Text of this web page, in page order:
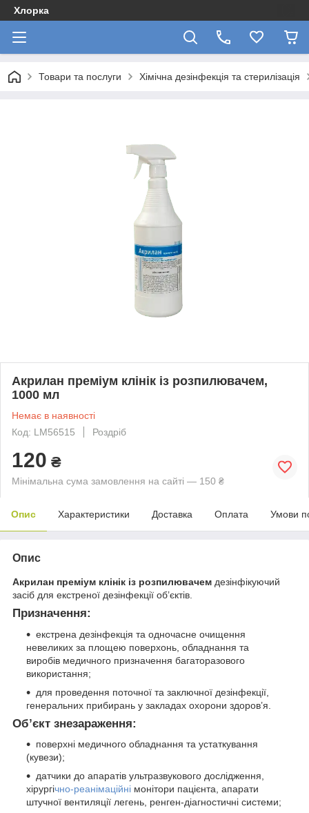
Хлорка
Товари та послуги Хімічна дезінфекція та стерилізація
Акрилан преміум клінік із розпилювачем,
1000 мл
Немає в наявності
Код: LM56515
Роздріб
120 ₴
Мінімальна сума замовлення на сайті — 150 ₴
Опис Характеристики Доставка Оплата Умови
Опис
Акрилан преміум клінік із розпилювачем дезінфікуючий
засіб для екстреної дезінфекції об’єктів.
Призначення:
екстрена дезінфекція та одночасне очищення
невеликих за площею поверхонь, обладнання та
виробів медичного призначення багаторазового
використання;
для проведення поточної та заключної дезінфекції,
генеральних прибирань у закладах охорони здоров’я.
Об’єкт знезараження:
поверхні медичного обладнання та устаткування
(кувези);
датчики до апаратів ультразвукового дослідження,
хірургічно-реанімаційні монітори пацієнта, апарати
штучної вентиляції легень, ренген-діагностичні системи;